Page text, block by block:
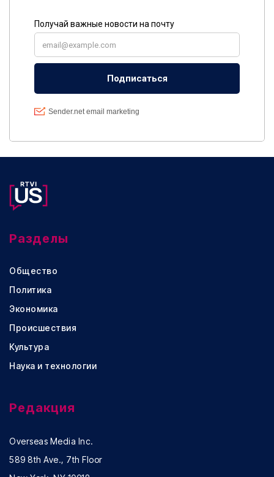
Разделы
Общество
Политика
Экономика
Происшествия
Культура
Наука и технологии
Редакция
Overseas Media Inc.
589 8th Ave., 7th Floor